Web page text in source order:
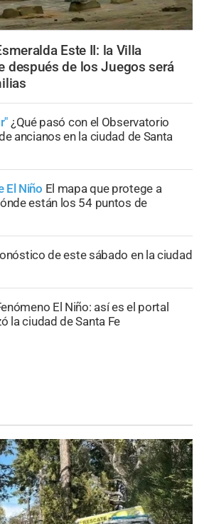
Este II: la Villa
después de los Juegos será
¿Qué pasó con el Observatorio
ancianos en la ciudad de Santa
El Niño El mapa que protege a
están los 54 puntos de
de este sábado en la ciudad
El Niño: así es el portal
la ciudad de Santa Fe